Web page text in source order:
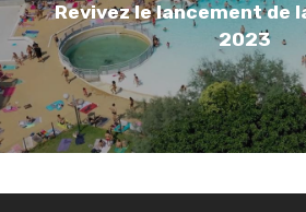
Revivez le lancement de
2023